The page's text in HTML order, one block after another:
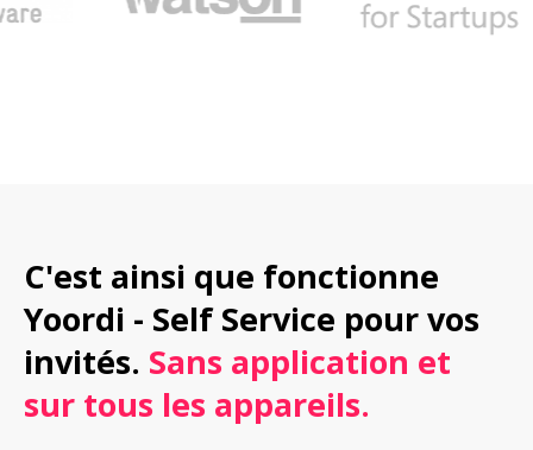
C'est ainsi que fonctionne
Yoordi - Self Service pour vos
invités. Sans application et
sur tous les appareils.